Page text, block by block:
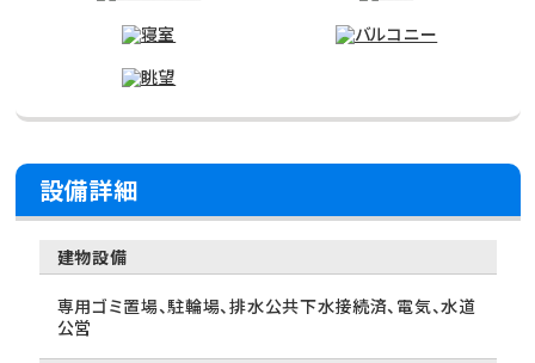
設備詳細
建物設備
専用ゴミ置場、駐輪場、排水公共下水接続済、電気、水道
公営